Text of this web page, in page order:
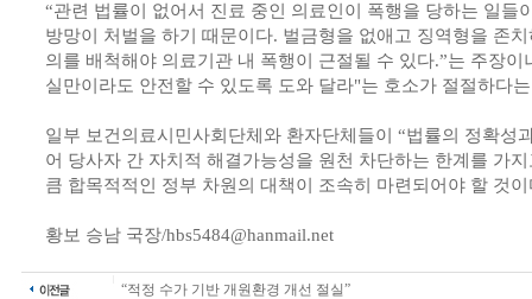
“관련 법률이 없어서 진료 중인 의료인이 폭행을 당하는 일들
방망이 처벌을 하기 때문이다. 벌금형을 없애고 징역형을 존
의를 배척해야 의료기관 내 폭행이 근절될 수 있다.”는 주장
실만이라도 안전할 수 있도록 도와 달라"는 호소가 절절하다
일부 보건의료시민사회단체와 환자단체들이 “법률의 정확성
어 당사자 간 자치적 해결가능성을 원천 차단하는 한계를 가
큼 합목적적인 정부 차원의 대책이 조속히 마련되어야 할 것이
황보 승남 국장/hbs5484@hanmail.net
“적정 수가 기반 개원환경 개선 절실”